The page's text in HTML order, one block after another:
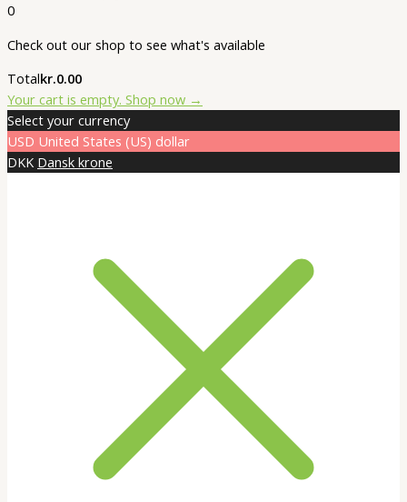
0
Check out our shop to see what's available
Cart
Total:
Totalkr.0.00
Your cart is empty. Shop now →
Select your currency
USD United States (US) dollar
DKK Dansk krone